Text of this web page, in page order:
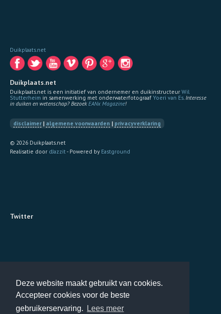
Deze website maakt gebruikt van cookies.
Accepteer cookies voor de beste
gebruikerservaring.
Lees meer
Duikplaats.net
Duikplaats.net
Duikplaats.net is een initiatief van ondernemer en duikinstructeur Wil
Stutterheim in samenwerking met onderwaterfotograaf Yoeri van Es.Interesse
in duiken en wetenschap? BezoekEANx Magazine!
disclaimer| algemene voorwaarden | privacyverklaring
© 2026 Duikplaats.net
Realisatie door dJazzit- Powered by Eastground
Twitter